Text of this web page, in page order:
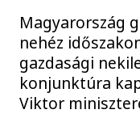
Magyarország
nehéz
gazdasági
konjunktúra
Viktor